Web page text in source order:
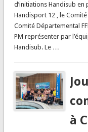
d’initiations Handisub
Handisport 12 , le
Comité Départemental
PM représenter par
Handisub. Le …
à